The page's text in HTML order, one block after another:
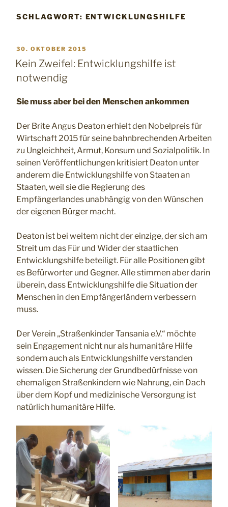
SCHLAGWORT: ENTWICKLUNGSHILFE
VERÖFFENTLICHT
AM
30. OKTOBER 2015
Kein Zweifel: Entwicklungshilfe ist
notwendig
Sie muss aber bei den Menschen ankommen
Der Brite Angus Deaton erhielt den Nobelpreis für
Wirtschaft 2015 für seine bahnbrechenden Arbeiten
zu Ungleichheit, Armut, Konsum und Sozialpolitik. In
seinen Veröffentlichungen kritisiert Deaton unter
anderem die Entwicklungshilfe von Staaten an
Staaten, weil sie die Regierung des
Empfängerlandes unabhängig von den Wünschen
der eigenen Bürger macht.
Deaton ist bei weitem nicht der einzige, der sich am
Streit um das Für und Wider der staatlichen
Entwicklungshilfe beteiligt. Für alle Positionen gibt
es Befürworter und Gegner. Alle stimmen aber darin
überein, dass Entwicklungshilfe die Situation der
Menschen in den Empfängerländern verbessern
muss.
Der Verein „Straßenkinder Tansania e.V.“ möchte
sein Engagement nicht nur als humanitäre Hilfe
sondern auch als Entwicklungshilfe verstanden
wissen. Die Sicherung der Grundbedürfnisse von
ehemaligen Straßenkindern wie Nahrung, ein Dach
über dem Kopf und medizinische Versorgung ist
natürlich humanitäre Hilfe.